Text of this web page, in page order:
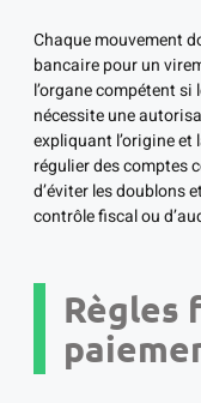
Chaque mouvement
bancaire pour un
l’organe compétent si
nécessite une
expliquant l’origine
régulier des comptes
d’éviter les doublons
contrôle fiscal ou
Règles